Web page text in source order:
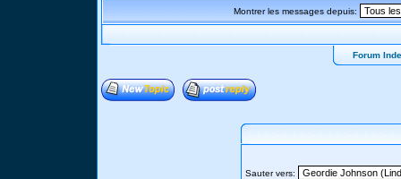
Montrer les messages depuis:
Forum
Sauter vers: